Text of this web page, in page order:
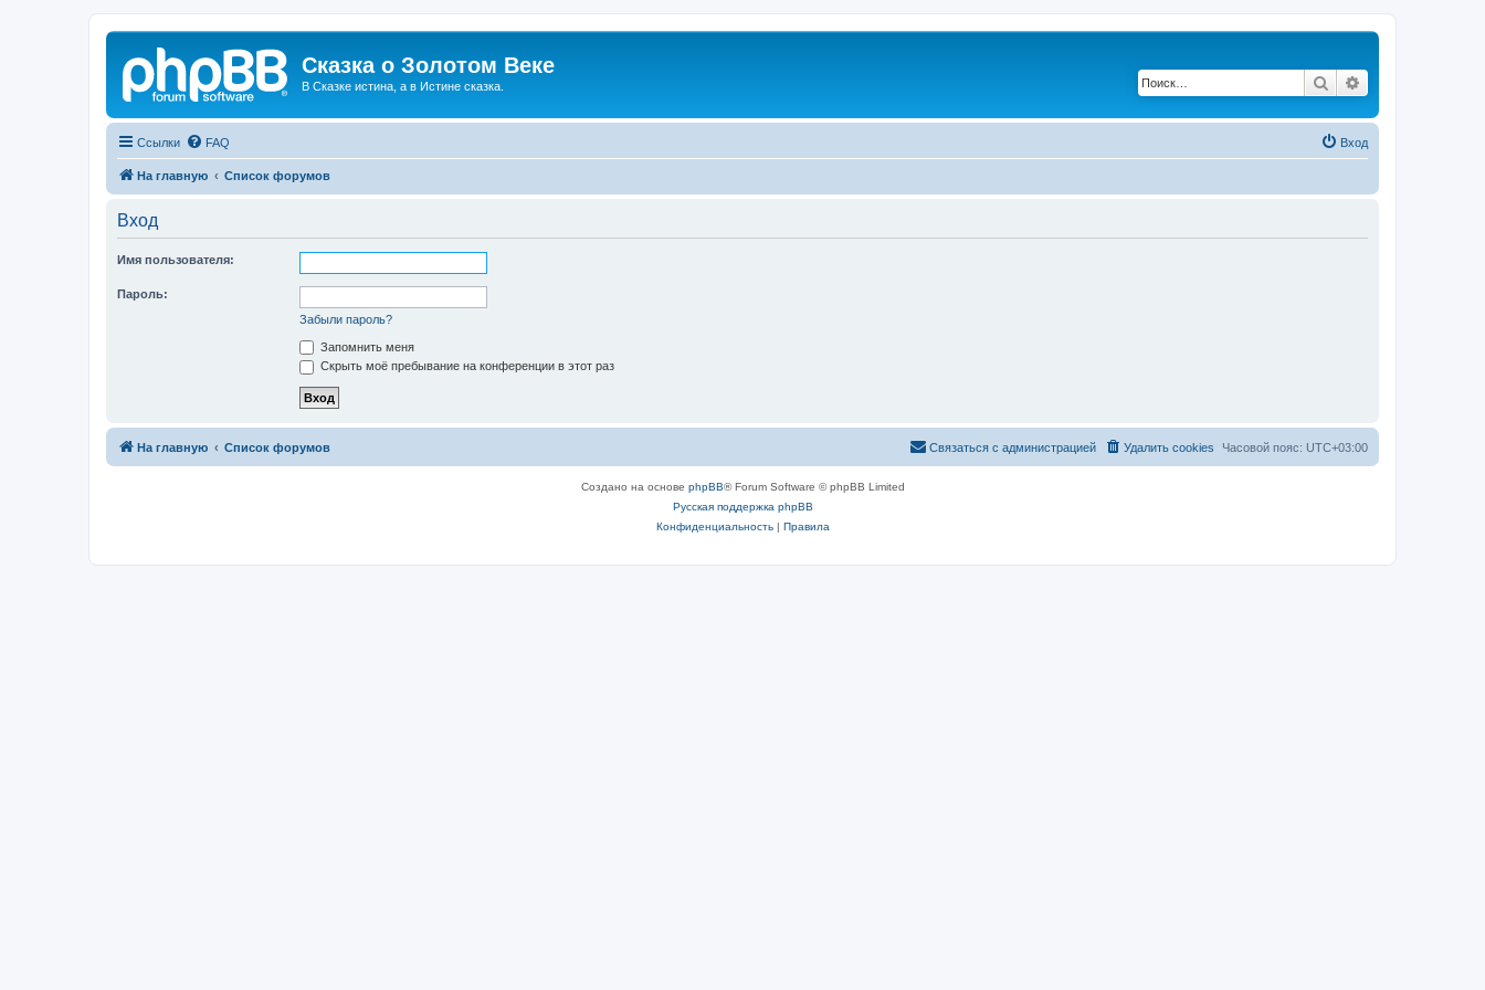
Сказка о Золотом Веке
В Сказке истина, а в Истине сказка. Поиск
Ссылки FAQ Вход
На главную Список форумов
Вход
Имя пользователя:
Пароль:
Забыли пароль?
Запомнить меня
Скрыть моё пребывание на конференции в этот раз
На главную Список форумов Часовой пояс: UTC+03:00
Удалить cookies
Связаться с администрацией
Создано на основе phpBB® Forum Software © phpBB Limited
Русская поддержка phpBB
Конфиденциальность| Правила